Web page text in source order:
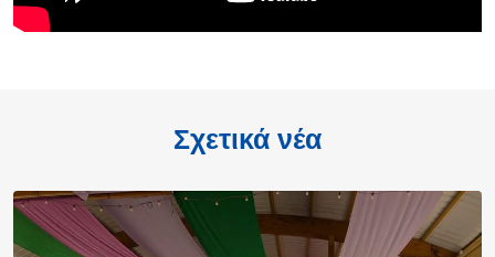
Σχετικά νέα